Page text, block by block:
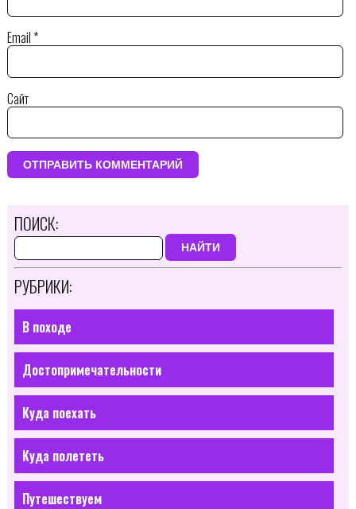
Email*
Сайт
ПОИСК:
НАЙТИ
РУБРИКИ:
В походе
Достопримечательности
Куда поехать
Куда полететь
Путешествуем